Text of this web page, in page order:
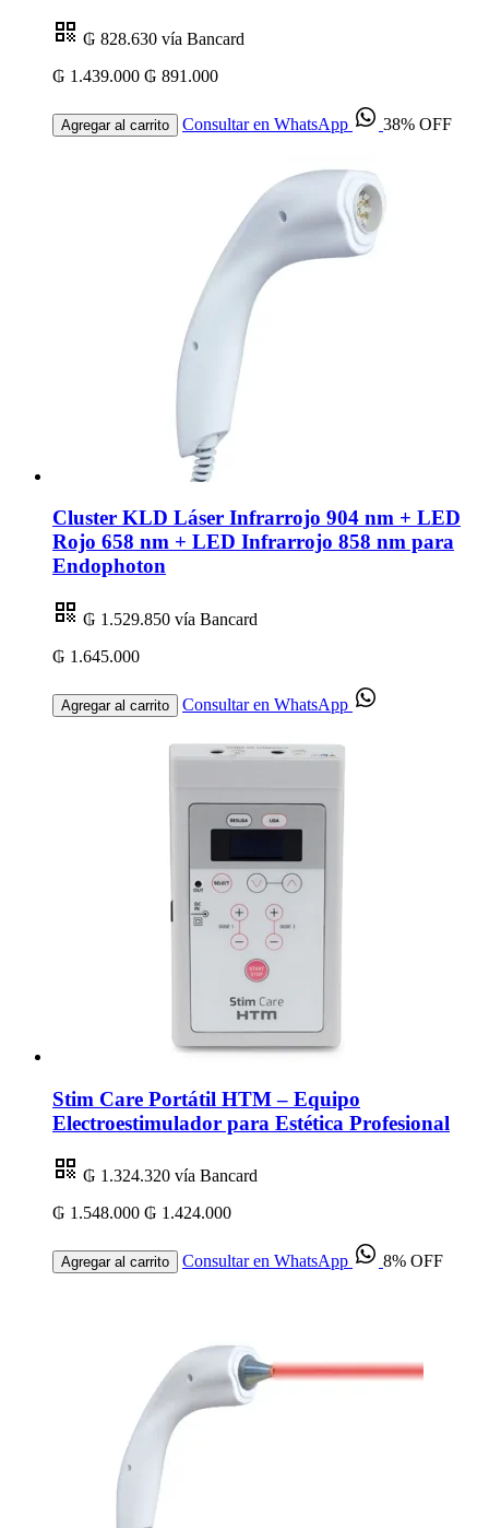
₲ 828.630 vía Bancard
₲ 1.439.000 ₲ 891.000
Agregar al carrito Consultar en WhatsApp 38% OFF
Cluster KLD Láser Infrarrojo 904 nm + LED
Rojo 658 nm + LED Infrarrojo 858 nm para
Endophoton
₲ 1.529.850 vía Bancard
₲ 1.645.000
Agregar al carrito Consultar en WhatsApp
Stim Care Portátil HTM – Equipo
Electroestimulador para Estética Profesional
₲ 1.324.320 vía Bancard
₲ 1.548.000 ₲ 1.424.000
Agregar al carrito Consultar en WhatsApp 8% OFF